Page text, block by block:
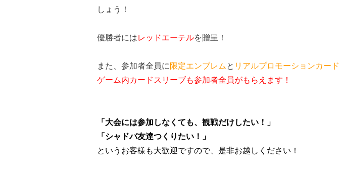
しょう！
優勝者にはレッドエーテルを贈呈！
また、参加者全員に 限定エンブレム と リアルプロモーションカード
ゲーム内カードスリーブも参加者全員がもらえます！
「大会には参加しなくても、観戦だけしたい！」
「シャドバ友達つくりたい！」
というお客様も大歓迎ですので、是非お越しください！